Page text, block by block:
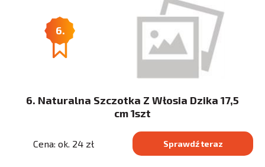
6.
6. Naturalna Szczotka Z Włosia Dzika 17,5
cm 1szt
Cena: ok. 24 zł Sprawdź teraz